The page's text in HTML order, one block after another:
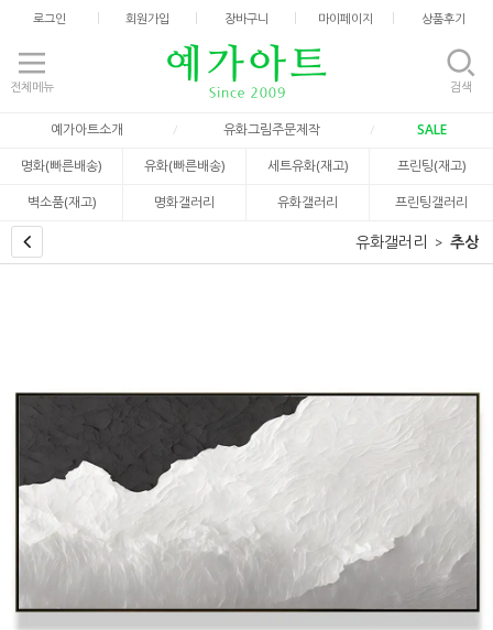
로그인 회원가입 장바구니 마이페이지 상품후기
전체메뉴 검색
예가아트소개 유화그림주문제작
SALE
명화(빠른배송)
유화(빠른배송) 세트유화(재고)
프린팅(재고)
벽소품(재고)
명화갤러리 유화갤러리 프린팅갤러리
유화갤러리 추상